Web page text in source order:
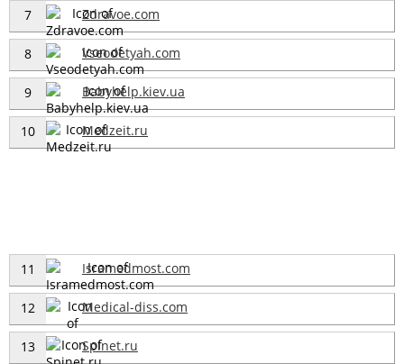
7 Zdravoe.com
8 Vseodetyah.com
9 Babyhelp.kiev.ua
10 Medzeit.ru
11 Isramedmost.com
12 Medical-diss.com
13 Spinet.ru